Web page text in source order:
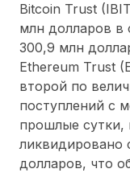
Bitcoin Trust
млн долларов в
300,9 млн
Ethereum Trust
второй по
поступлений с
прошлые сутки,
ликвидировано
долларов, что